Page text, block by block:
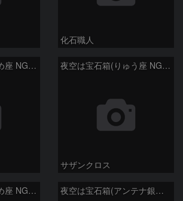
化石職人
夜空は宝石箱(おとめ座 NGC5566) Seestar50 夜空は宝石箱(りゅう座 NGC6503) Seestar50
サザンクロス
夜空は宝石箱(おとめ座 NGC5746) Seestar50 夜空は宝石箱(アンテナ銀河 NGC4038) Seestar50